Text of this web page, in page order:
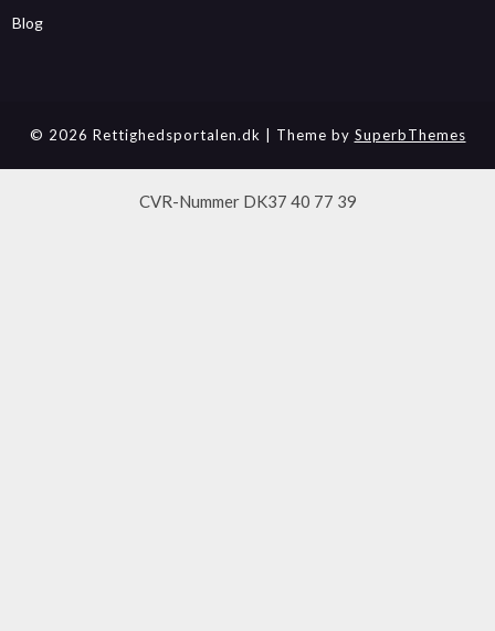
Blog
© 2026 Rettighedsportalen.dk | Theme by SuperbThemes
CVR-Nummer DK37 40 77 39